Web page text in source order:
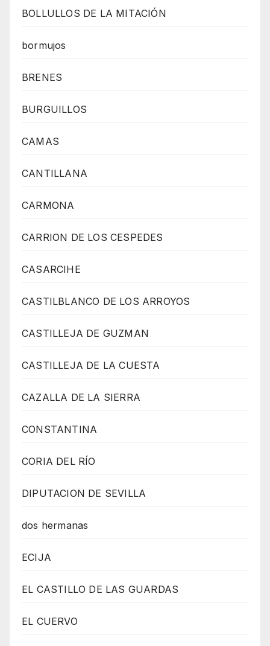
BOLLULLOS DE LA MITACIÓN
bormujos
BRENES
BURGUILLOS
CAMAS
CANTILLANA
CARMONA
CARRION DE LOS CESPEDES
CASARCIHE
CASTILBLANCO DE LOS ARROYOS
CASTILLEJA DE GUZMAN
CASTILLEJA DE LA CUESTA
CAZALLA DE LA SIERRA
CONSTANTINA
CORIA DEL RÍO
DIPUTACION DE SEVILLA
dos hermanas
ECIJA
EL CASTILLO DE LAS GUARDAS
EL CUERVO